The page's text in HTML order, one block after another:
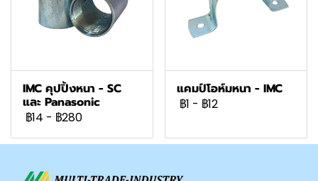
IMC คุปปิ้งหนา - SC
และ Panasonic
฿14 - ฿280
แคมป์โอห์มหนา - IMC
฿1 - ฿12